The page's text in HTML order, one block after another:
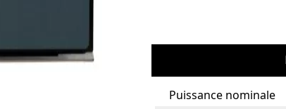
Puissance nominale